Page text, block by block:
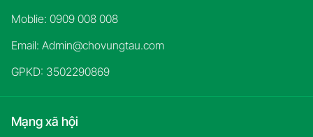
Moblie: 0909 008 008
Email: Admin@chovungtau.com
GPKD: 3502290869
Mạng xã hội